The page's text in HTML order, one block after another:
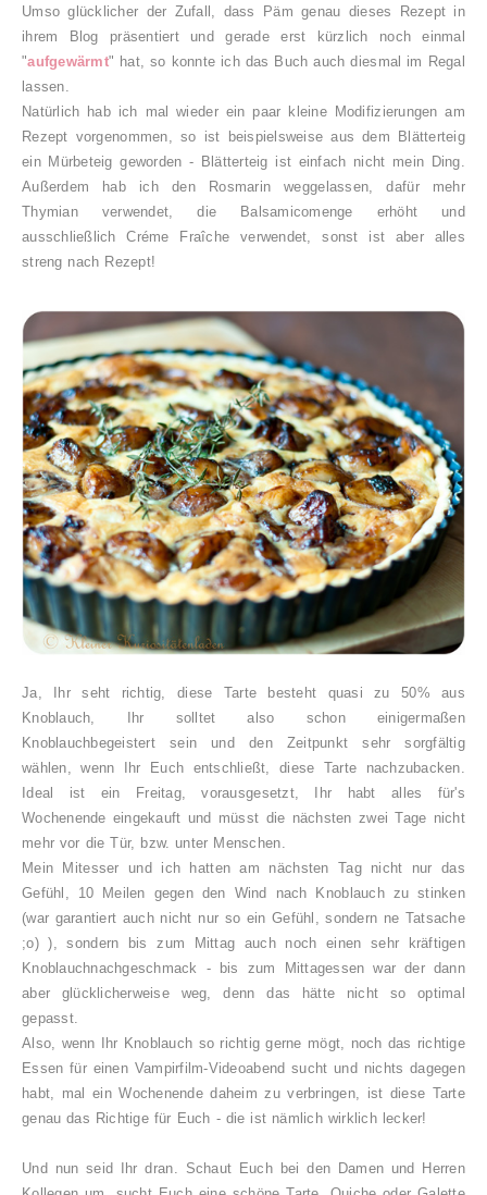
Umso glücklicher der Zufall, dass Päm genau dieses Rezept in
ihrem Blog präsentiert und gerade erst kürzlich noch einmal
"aufgewärmt" hat, so konnte ich das Buch auch diesmal im Regal
lassen.
Natürlich hab ich mal wieder ein paar kleine Modifizierungen am
Rezept vorgenommen, so ist beispielsweise aus dem Blätterteig
ein Mürbeteig geworden - Blätterteig ist einfach nicht mein Ding.
Außerdem hab ich den Rosmarin weggelassen, dafür mehr
Thymian verwendet, die Balsamicomenge erhöht und
ausschließlich Créme Fraîche verwendet, sonst ist aber alles
streng nach Rezept!
Ja, Ihr seht richtig, diese Tarte besteht quasi zu 50% aus
Knoblauch, Ihr solltet also schon einigermaßen
Knoblauchbegeistert sein und den Zeitpunkt sehr sorgfältig
wählen, wenn Ihr Euch entschließt, diese Tarte nachzubacken.
Ideal ist ein Freitag, vorausgesetzt, Ihr habt alles für's
Wochenende eingekauft und müsst die nächsten zwei Tage nicht
mehr vor die Tür, bzw. unter Menschen.
Mein Mitesser und ich hatten am nächsten Tag nicht nur das
Gefühl, 10 Meilen gegen den Wind nach Knoblauch zu stinken
(war garantiert auch nicht nur so ein Gefühl, sondern ne Tatsache
;o) ), sondern bis zum Mittag auch noch einen sehr kräftigen
Knoblauchnachgeschmack - bis zum Mittagessen war der dann
aber glücklicherweise weg, denn das hätte nicht so optimal
gepasst.
Also, wenn Ihr Knoblauch so richtig gerne mögt, noch das richtige
Essen für einen Vampirfilm-Videoabend sucht und nichts dagegen
habt, mal ein Wochenende daheim zu verbringen, ist diese Tarte
genau das Richtige für Euch - die ist nämlich wirklich lecker!
Und nun seid Ihr dran. Schaut Euch bei den Damen und Herren